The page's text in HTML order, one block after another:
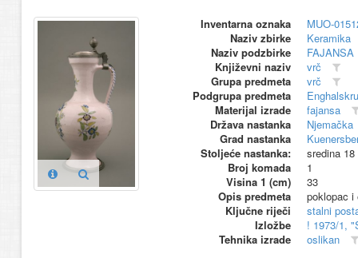
Inventarna oznaka
MUO-
Naziv zbirke
Keramika
Naziv podzbirke
FAJANSA
Književni naziv
vrč
Grupa predmeta
vrč
Podgrupa predmeta
Materijal izrade
fajansa
Država nastanka
Njemačka
Grad nastanka
Stoljeće nastanka:
sredina 18
Broj komada
1
Visina 1 (cm)
33
Opis predmeta
poklopac i
Ključne riječi
stalni
Izložbe
! 1973/1,
Tehnika izrade
oslikan